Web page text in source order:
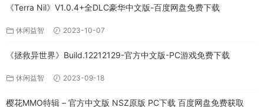
《Terra Nil》V1.0.4+全DLC豪华中文版-百度网盘免费下载
休闲益智 2023-10-07
《拯救异世界》Build.12212129-官方中文版-PC游戏免费下载
休闲益智 2023-09-18
樱花MMO特辑 – 官方中文版 NSZ原版 PC下载 百度网盘免费获取